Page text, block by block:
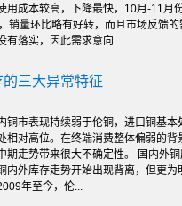
用成本较高，下降最快，10月-11月
销量环比略有好转，而且市场反馈
有落实，因此需求意向...
三大异常特征
铜市表现持续弱于伦铜，进口铜基本
相对高位。在终端消费整体偏弱的
期走势带来很大不确定性。 国内外
内外库存走势开始出现背离，但更为
年至今，伦...